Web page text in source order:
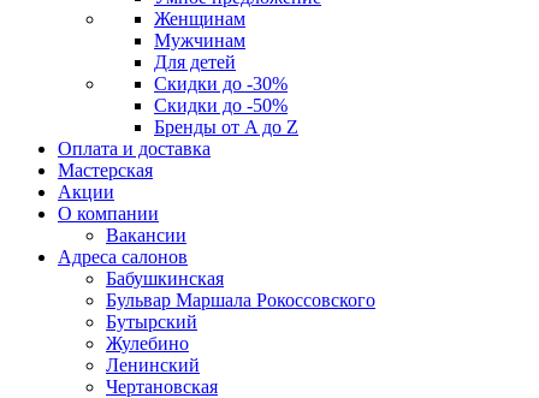
Женщинам
Мужчинам
Для детей
Скидки до -30%
Скидки до -50%
Бренды от A до Z
Оплата и доставка
Мастерская
Акции
О компании
Вакансии
Адреса салонов
Бабушкинская
Бульвар Маршала Рокоссовского
Бутырский
Жулебино
Ленинский
Чертановская